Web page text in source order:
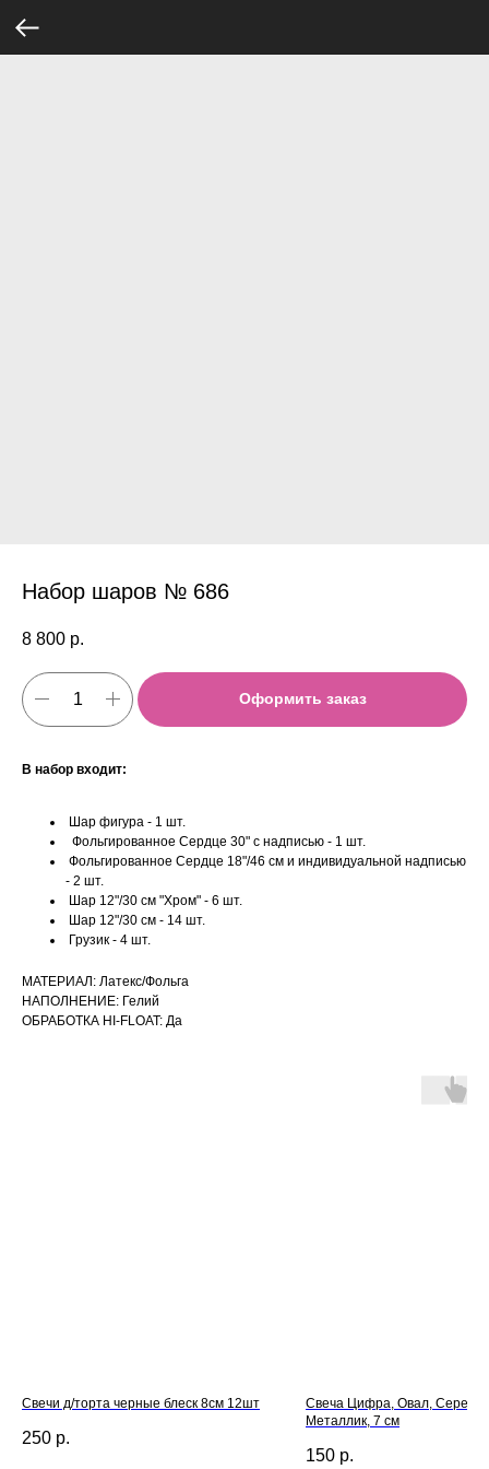
Набор шаров № 686
8 800 р.
Оформить заказ
В набор входит:
Шар фигура - 1 шт.
Фольгированное Сердце 30" с надписью - 1 шт.
Фольгированное Сердце 18"/46 см и индивидуальной надписью
- 2 шт.
Шар 12"/30 см "Хром" - 6 шт.
Шар 12"/30 см - 14 шт.
Грузик - 4 шт.
МАТЕРИАЛ: Латекс/Фольга
НАПОЛНЕНИЕ: Гелий
ОБРАБОТКА HI-FLOAT: Да
Свечи д/торта черные блеск 8см 12шт
250 р.
Свеча Цифра, Овал,
Металлик, 7 см
150 р.